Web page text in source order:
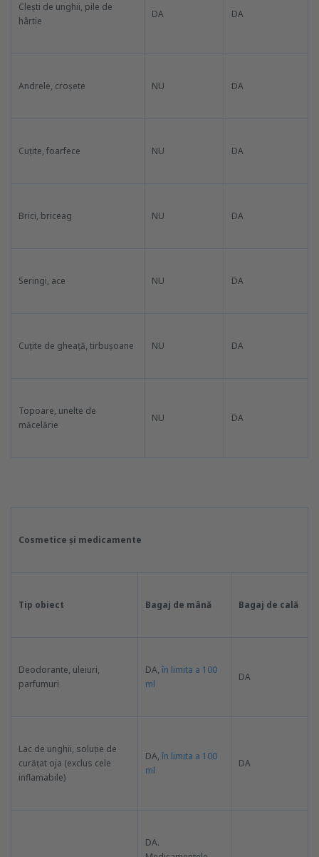
Clești de unghii, pile de
hârtie
DA DA
Andrele, croșete NU DA
Cuțite, foarfece NU DA
Brici, briceag NU DA
Seringi, ace NU DA
Cuțite de gheață, tirbușoane NU DA
Topoare, unelte de
măcelărie
NU DA
Cosmetice și medicamente
Tip obiect Bagaj de mână Bagaj de cală
Deodorante, uleiuri,
parfumuri
DA, în limita a 100
ml
DA
Lac de unghii, soluție de
curățat oja (exclus cele
inflamabile)
DA, în limita a 100
ml
DA
DA.